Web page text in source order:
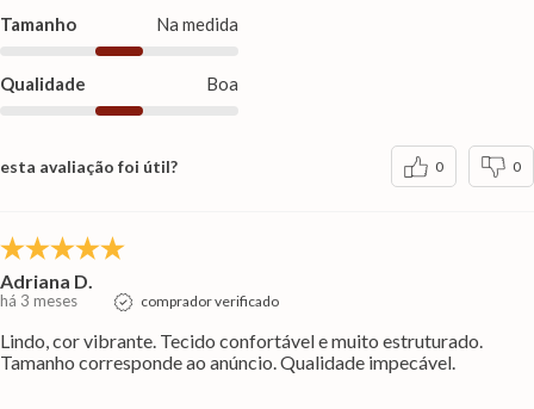
Tamanho Na medida
Qualidade Boa
esta avaliação foi útil? 0 0
Adriana D.
há 3 meses comprador verificado
Lindo, cor vibrante. Tecido confortável e muito estruturado.
Tamanho corresponde ao anúncio. Qualidade impecável.